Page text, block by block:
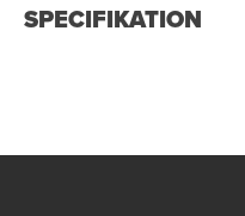
SPECIFIKATION